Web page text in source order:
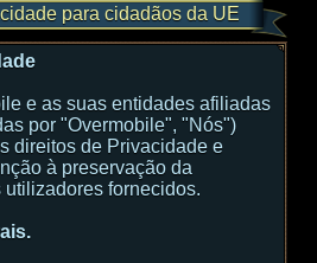
para cidadãos da UE
e as suas entidades afiliadas
por "Overmobile", "Nós")
direitos de Privacidade e
à preservação da
fornecidos.